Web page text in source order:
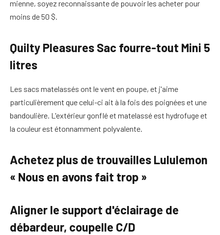
mienne, soyez reconnaissante de pouvoir les acheter pour
moins de 50 $.
Quilty Pleasures Sac fourre-tout Mini 5
litres
Les sacs matelassés ont le vent en poupe, et j'aime
particulièrement que celui-ci ait à la fois des poignées et une
bandoulière. L'extérieur gonflé et matelassé est hydrofuge et
la couleur est étonnamment polyvalente.
Achetez plus de trouvailles Lululemon
« Nous en avons fait trop »
Aligner le support d'éclairage de
débardeur, coupelle C/D